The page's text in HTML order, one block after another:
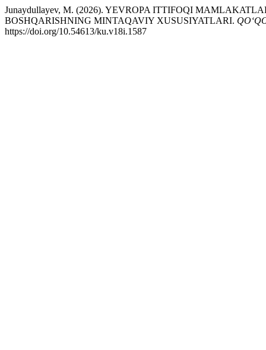
Junaydullayev, M. (2026). YEVROPA ITTIFOQI
BOSHQARISHNING MINTAQAVIY XUSUSIYATLARI.
https://doi.org/10.54613/ku.v18i.1587